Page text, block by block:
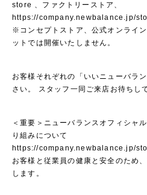
store 、ファクトリーストア、
https://company.newbalance.jp/
※コンセプトストア、公式オンライ
ットでは開催いたしません。
お客様それぞれの「いいニューバラ
さい。 スタッフ一同ご来店お待ちし
＜重要＞ニューバランスオフィシャ
り組みについて
https://company.newbalance.jp/
お客様と従業員の健康と安全のため
します。